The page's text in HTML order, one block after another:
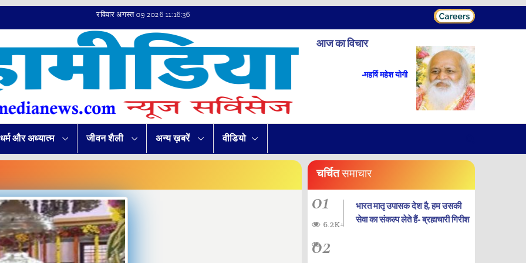
रविवार अगस्त 09 2026 11:16:37
आज का विचार
-महर्षि महेश योगी
धर्म और अध्यात्म जीवन शैली अन्य ख़बरें वीडियो
चर्चितसमाचार
01
भारत मातृ उपासक देश है, हम उसकी
सेवा का संकल्प लेते हैं- ब्रह्मचारी गिरीश
6.2K+
02